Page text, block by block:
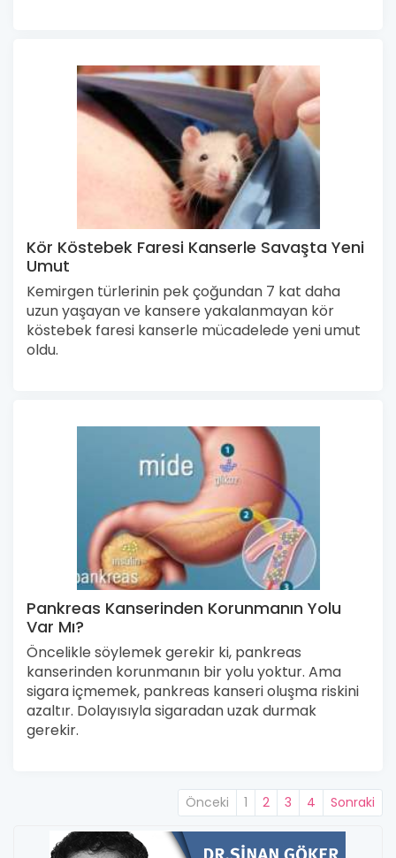
Kör Köstebek Faresi Kanserle Savaşta Yeni
Umut
Kemirgen türlerinin pek çoğundan 7 kat daha
uzun yaşayan ve kansere yakalanmayan kör
köstebek faresi kanserle mücadelede yeni umut
oldu.
Pankreas Kanserinden Korunmanın Yolu
Var Mı?
Öncelikle söylemek gerekir ki, pankreas
kanserinden korunmanın bir yolu yoktur. Ama
sigara içmemek, pankreas kanseri oluşma riskini
azaltır. Dolayısıyla sigaradan uzak durmak
gerekir.
Önceki 1 2 3 4 Sonraki